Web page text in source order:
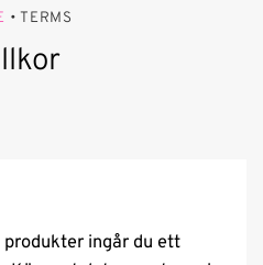
• TERMS
ingår du ett